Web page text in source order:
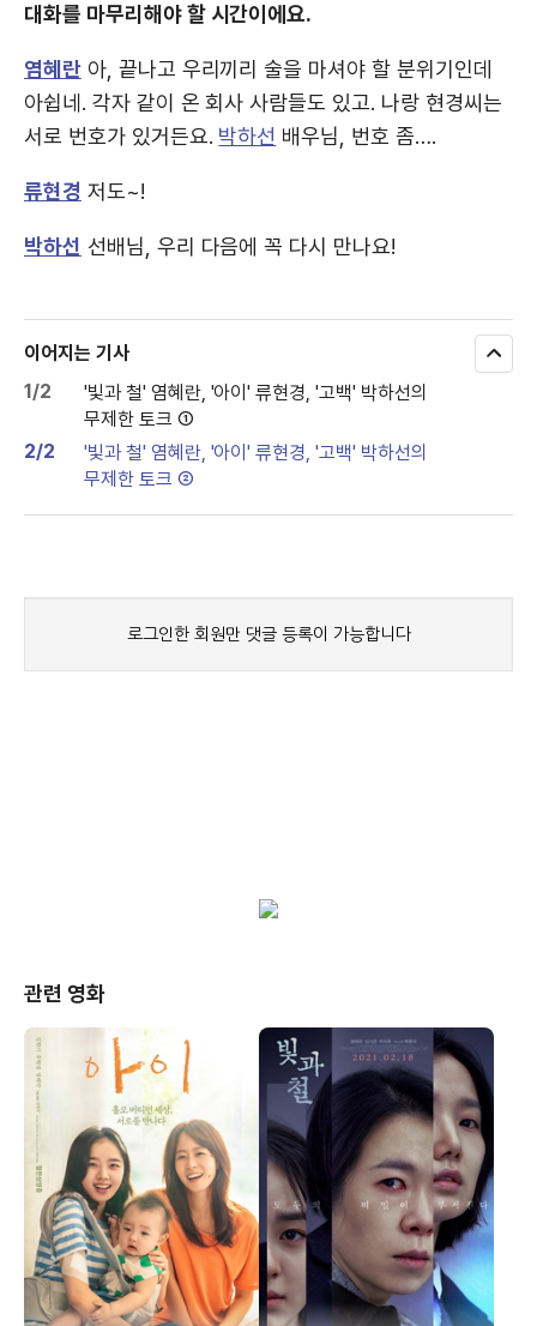
대화를 마무리해야 할 시간이에요.
염혜란아, 끝나고 우리끼리 술을 마셔야 할 분위기인데
아쉽네. 각자 같이 온 회사 사람들도 있고. 나랑 현경씨는
서로 번호가 있거든요. 박하선 배우님, 번호 좀….
류현경 저도~!
박하선 선배님, 우리 다음에 꼭 다시 만나요!
이어지는 기사
1/2
'빛과 철' 염혜란, '아이' 류현경, '고백' 박하선의
무제한 토크 ①
2/2
'빛과 철' 염혜란, '아이' 류현경, '고백' 박하선의
무제한 토크 ②
모
관련 영화